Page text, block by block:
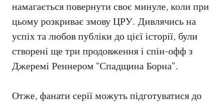
намагається повернути своє минуле, коли при
цьому розкриває змову ЦРУ. Дивлячись на
успіх та любов публіки до цієї історії, були
створені ще три продовження і спін-офф з
Джеремі Реннером “Спадщина Борна”.
Отже, фанати серії можуть підготуватися до